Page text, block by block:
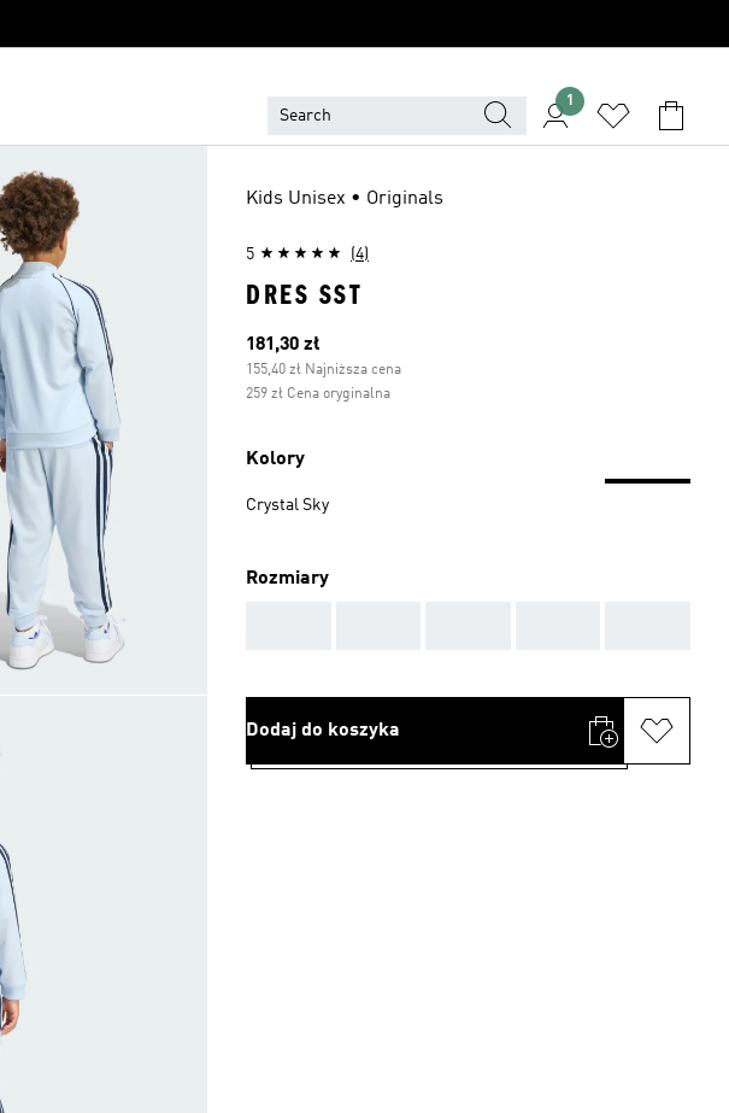
1
Kids Unisex • Originals
5 (4)
DRES SST
Bieżąca cena
181,30 zł
155,40 zł Najniższa cena
259 zł Cena oryginalna
Kolory
Crystal Sky
Rozmiary
Dodaj do koszyka